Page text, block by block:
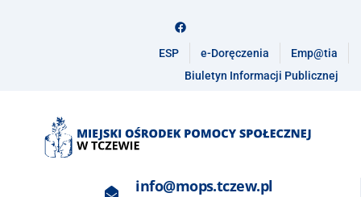
ESP e-Doręczenia
Emp@tia
Biuletyn Informacji Publicznej
info@mops.tczew.pl